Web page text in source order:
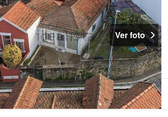
Ver foto